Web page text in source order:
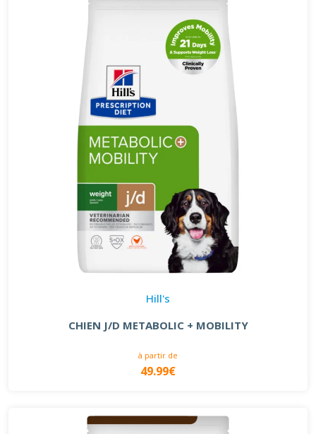
Hill's
CHIEN J/D METABOLIC + MOBILITY
à partir de
49.99€